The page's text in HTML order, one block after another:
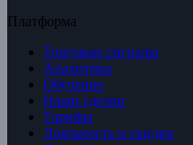
Платформа
Торговые сигналы
Аналитика
Обучение
Наши сделки
Тарифы
Лояльность и скидки